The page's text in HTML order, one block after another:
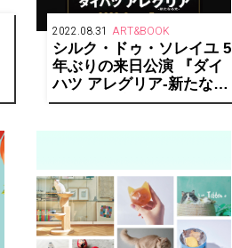
2022.08.31 ART&BOOK
シルク・ドゥ・ソレイユ 5
年ぶりの来日公演 『ダイ
ハツ アレグリア-新たなる
光-』が東京・大阪で開催